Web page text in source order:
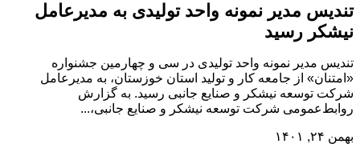
تندیس مدیر نمونه واحد تولیدی به مدیرعامل
نیشکر رسید
تندیس مدیر نمونه واحد تولیدی در سی و چهارمین جشنواره
«امتنان» از جامعه کار و تولید استان خوزستان، به مدیرعامل
شرکت توسعه نیشکر و صنایع جانبی رسید. به گزارش
روابط‌عمومی شرکت توسعه نیشکر و صنایع جانبی،...
بهمن ۲۴, ۱۴۰۱